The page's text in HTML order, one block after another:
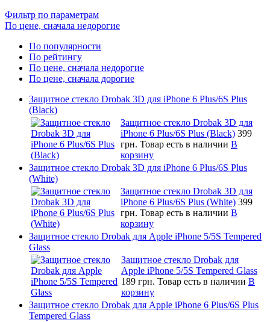
Фильтр по параметрам
По цене, сначала недорогие
По популярности
По рейтингу
По цене, сначала недорогие
По цене, сначала дорогие
Защитное стекло Drobak 3D для iPhone 6 Plus/6S Plus
(Black)
Защитное стекло Drobak 3D для
iPhone 6 Plus/6S Plus (Black) 399
грн. Товар есть в наличии В
корзину
Защитное стекло Drobak 3D для iPhone 6 Plus/6S Plus
(White)
Защитное стекло Drobak 3D для
iPhone 6 Plus/6S Plus (White) 399
грн. Товар есть в наличии В
корзину
Защитное стекло Drobak для Apple iPhone 5/5S Tempered
Glass
Защитное стекло Drobak для
Apple iPhone 5/5S Tempered Glass
189 грн. Товар есть в наличии В
корзину
Защитное стекло Drobak для Apple iPhone 6 Plus/6S Plus
Tempered Glass